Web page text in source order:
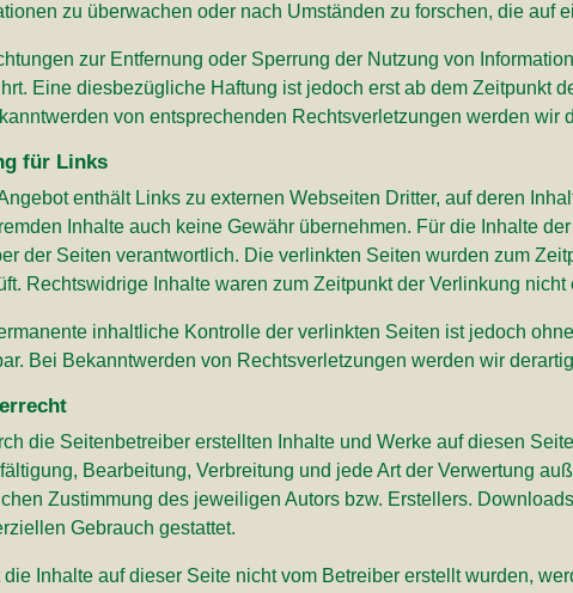
zu überwachen oder nach Umständen zu forschen, die auf
zur Entfernung oder Sperrung der Nutzung von
Eine diesbezügliche Haftung ist jedoch erst ab dem Zeitpunkt
von entsprechenden Rechtsverletzungen werden wir
für Links
enthält Links zu externen Webseiten Dritter, auf deren
Inhalte auch keine Gewähr übernehmen. Für die Inhalte
der Seiten verantwortlich. Die verlinkten Seiten wurden zum
Rechtswidrige Inhalte waren zum Zeitpunkt der Verlinkung nicht
inhaltliche Kontrolle der verlinkten Seiten ist jedoch
Bei Bekanntwerden von Rechtsverletzungen werden wir
die Seitenbetreiber erstellten Inhalte und Werke auf diesen
Bearbeitung, Verbreitung und jede Art der Verwertung
Zustimmung des jeweiligen Autors bzw. Erstellers.
Gebrauch gestattet.
die Inhalte auf dieser Seite nicht vom Betreiber erstellt wurden,